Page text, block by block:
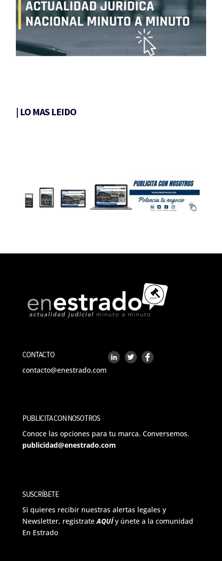
| LO MAS LEIDO
CONTACTO
contacto@enestrado.com
PUBLICITA CON NOSOTROS
Conoce las opciones para tu marca. Conversemos.
publicidad@enestrado.com
SUSCRÍBETE
Si quieres recibir nuestras alertas legales y
Newsletter, regístrateAQUÍ y únete a la comunidad
En Estrado